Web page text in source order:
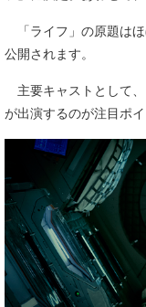
「ライフ」の原題は
公開されます。
主要キャストとして
が出演するのが注目ポイ